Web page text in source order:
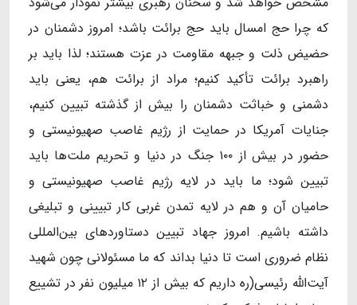
که چرا حج امسال باید حج برائت باشد؛ امروز دشمنان در
حضیض ذلت و جبهه مقاومت در عزت هستند؛ لذا باید بر
راهبرد برائت تأکید کنیم؛ مراد از برائت هم، یعنی باید
دشمنی و خباثت دشمنان را بیش از گذشته تبیین کنیم،
جنایات آمریکا در حمایت از رژیم غاصب صهیونیستی و
حضور در بیش از ۱۰۰ جنگ در دنیا و تحریم ملت‌ها باید
تبیین شود؛ ما باید در لایه رژیم غاصب صهیونیستی و
حامیان آن و هم در لایه تمدن غربی کار تبیینی و تبلیغی
داشته باشیم. امروز جهاد تبیین دستاوردهای بین‌المللی
نظام ضروری است تا دنیا بداند که ما مسئولانی چون شهید
آیت‌الله رئیسی(ره داریم که بیش از ۱۲ میلیون نفر در تشییع